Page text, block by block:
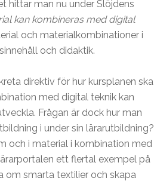
hittar man nu under Slöjdens
kan kombineras med digital
och material­kombinationer i
och didaktik.
direktiv för hur kursplanen ska
med digital teknik kan
Frågan är dock hur man
i under sin lärarutbildning?
och i material i kombination med
ett flertal exempel på
om smarta textilier och skapa